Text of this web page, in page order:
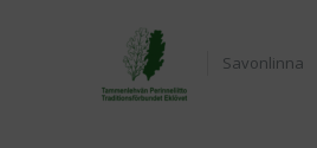
Savonlinna